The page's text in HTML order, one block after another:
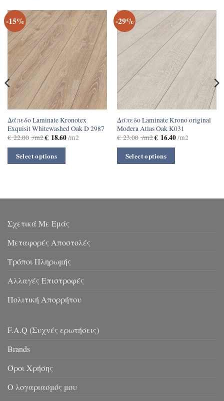
-15%
Δάπεδο Laminate Kronotex
Exquisit Whitewashed Oak D 2987
€22.00 /m2€18.60/m2
Select options
-29%
Δάπεδο Laminate Krono original
Modera Atlas Oak K031
€23.00 /m2€16.40/m2
Select options
Σχετικά Με Εμάς
Μεταφορές Αποστολές
Τρόποι Πληρωμής
Αλλαγές Επιστροφές
Πολιτική Απορρήτου
F.A.Q (Συχνές ερωτήσεις)
Brands
Όροι Χρήσης
Ο λογαριασμός μου